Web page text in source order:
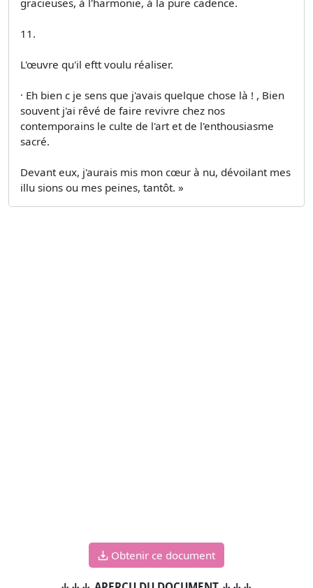
gracieuses, à l'harmonie, à la pure cadence.
11.
L'œuvre qu'il eftt voulu réaliser.
· Eh bien c je sens que j'avais quelque chose là ! , Bien
souvent j'ai rêvé de faire revivre chez nos
contemporains le culte de l'art et de l'enthousiasme
sacré.
Devant eux, j'aurais mis mon cœur à nu, dévoilant mes
illu­ sions ou mes peines, tantôt. »
Obtenir ce document